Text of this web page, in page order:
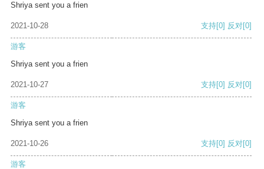
Shriya sent you a frien
2021-10-28 支持[0] 反对[0]
游客
Shriya sent you a frien
2021-10-27 支持[0] 反对[0]
游客
Shriya sent you a frien
2021-10-26 支持[0] 反对[0]
游客